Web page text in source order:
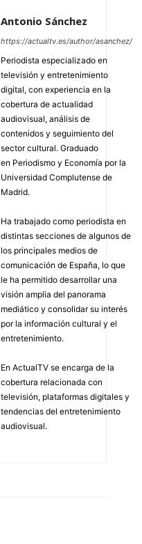
Antonio Sánchez
https://actualtv.es/author/asanchez/
Periodista especializado en
televisión y entretenimiento
digital, con experiencia en la
cobertura de actualidad
audiovisual, análisis de
contenidos y seguimiento del
sector cultural. Graduado
en Periodismo y Economía por la
Universidad Complutense de
Madrid.
Ha trabajado como periodista en
distintas secciones de algunos de
los principales medios de
comunicación de España, lo que
le ha permitido desarrollar una
visión amplia del panorama
mediático y consolidar su interés
por la información cultural y el
entretenimiento.
En ActualTV se encarga de la
cobertura relacionada con
televisión, plataformas digitales y
tendencias del entretenimiento
audiovisual.